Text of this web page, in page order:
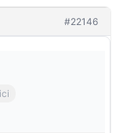
#22146